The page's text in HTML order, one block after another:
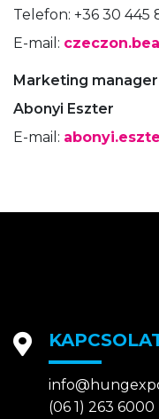
Telefon: +36 30 445
E-mail:
Marketing manager
Abonyi Eszter
E-mail:
(06 1) 263 6000